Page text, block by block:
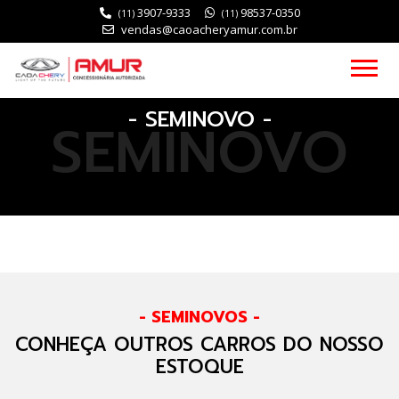
(11)3907-9333 (11)98537-0350
vendas@caoacheryamur.com.br
- SEMINOVO -
SEMINOVO
- SEMINOVOS -
CONHEÇA OUTROS CARROS DO NOSSO
ESTOQUE